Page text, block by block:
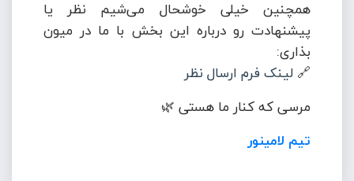
همچنین خیلی خوشحال می‌شیم نظر یا
پیشنهادت رو درباره این بخش با ما در میون
بذاری:
🔗 لینک فرم ارسال نظر
مرسی که کنار ما هستی 🌿
تیم لامینور